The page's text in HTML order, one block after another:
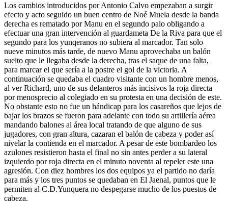
Los cambios introducidos por Antonio Calvo empezaban a surgir
efecto y acto seguido un buen centro de Noé Muela desde la banda
derecha es rematado por Manu en el segundo palo obligando a
efectuar una gran intervención al guardameta De la Riva para que el
segundo para los yunqeranos no subiera al marcador. Tan solo
nueve minutos más tarde, de nuevo Manu aprovechaba un balón
suelto que le llegaba desde la derecha, tras el saque de una falta,
para marcar el que sería a la postre el gol de la victoria. A
continuación se quedaba el cuadro visitante con un hombre menos,
al ver Richard, uno de sus delanteros más incisivos la roja directa
por menosprecio al colegiado en su protesta en una decisión de este.
No obstante esto no fue un hándicap para los casareños que lejos de
bajar los brazos se fueron para adelante con todo su artillería aérea
mandando balones al área local tratando de que alguno de sus
jugadores, con gran altura, cazaran el balón de cabeza y poder así
nivelar la contienda en el marcador. A pesar de este bombardeo los
azulones resistieron hasta el final no sin antes perder a su lateral
izquierdo por roja directa en el minuto noventa al repeler este una
agresión. Con diez hombres los dos equipos ya el partido no daría
para más y los tres puntos se quedaban en El Jaenal, puntos que le
permiten al C.D.Yunquera no despegarse mucho de los puestos de
cabeza.